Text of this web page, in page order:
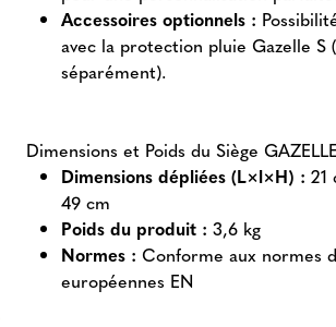
Accessoires optionnels :
avec la protection pluie Gazelle S
séparément).
Dimensions et Poids du Siège
Dimensions dépliées (L×l×H) : 21
49 cm
Poids du produit : 3,6 kg
Normes : Conforme aux normes
européennes EN